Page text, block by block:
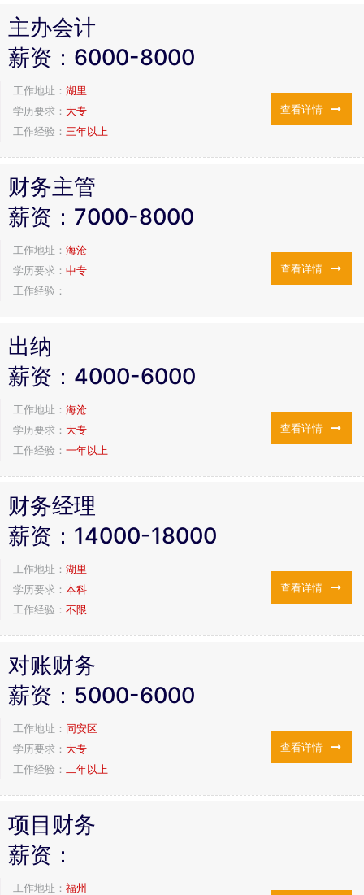
主办会计
薪资： 6000-8000
工作地址： 湖里
学历要求： 大专
工作经验： 三年以上
查看详情
财务主管
薪资： 7000-8000
工作地址： 海沧
学历要求： 中专
工作经验：
查看详情
出纳
薪资： 4000-6000
工作地址： 海沧
学历要求： 大专
工作经验： 一年以上
查看详情
财务经理
薪资： 14000-18000
工作地址： 湖里
学历要求： 本科
工作经验： 不限
查看详情
对账财务
薪资： 5000-6000
工作地址： 同安区
学历要求： 大专
工作经验： 二年以上
查看详情
项目财务
薪资：
工作地址： 福州